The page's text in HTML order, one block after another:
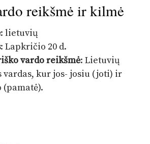
reikšmė ir kilmė
: lietuvių
: Lapkričio 20 d.
vardo reikšmė: Lietuvių
vardas, kur jos- josiu (joti) ir
(pamatė).